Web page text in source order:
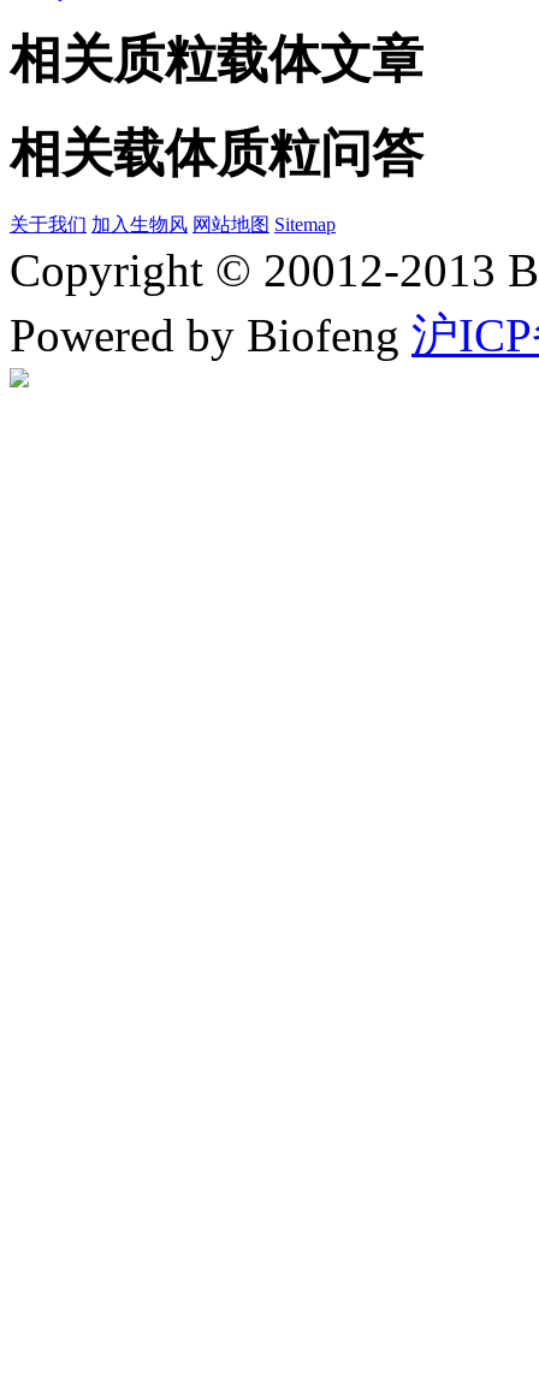
相关质粒载体文章
相关载体质粒问答
关于我们 加入生物风 网站地图 Sitemap
Copyright © 20012-2013
Powered by Biofeng 沪